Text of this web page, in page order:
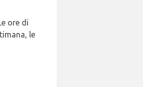
ore di
le